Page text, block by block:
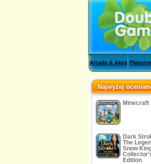
Arcade & Akcji
Najwyżej
Minecraft
Dark
The
Snow
Edition